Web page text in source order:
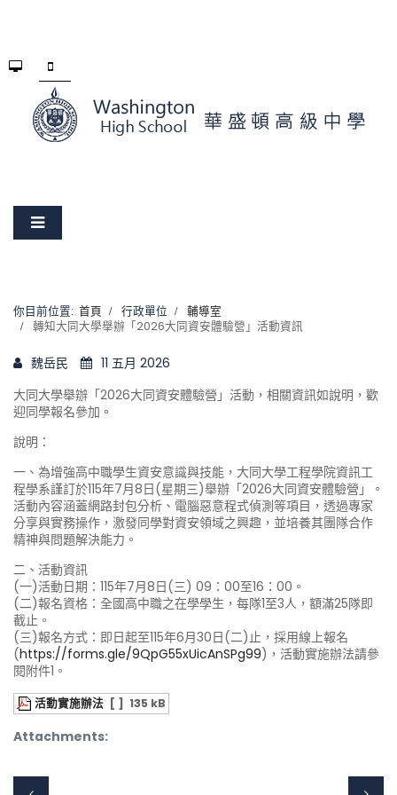
你目前位置: 首頁 行政單位
輔導室
轉知大同大學舉辦「2026大同資安體驗營」活動資訊
魏岳民
11 五月 2026
大同大學舉辦「2026大同資安體驗營」活動，相關資訊如說明，歡
迎同學報名參加。
說明：
一、為增強高中職學生資安意識與技能，大同大學工程學院資訊工
程學系謹訂於115年7月8日(星期三)舉辦「2026大同資安體驗營」。
活動內容涵蓋網路封包分析、電腦惡意程式偵測等項目，透過專家
分享與實務操作，激發同學對資安領域之興趣，並培養其團隊合作
精神與問題解決能力。
二、活動資訊
(一)活動日期：115年7月8日(三) 09：00至16：00。
(二)報名資格：全國高中職之在學學生，每隊1至3人，額滿25隊即
截止。
(三)報名方式：即日起至115年6月30日(二)止，採用線上報名
(https://forms.gle/9QpG55xUicAnSPg99)，活動實施辦法請參
閱附件1。
Attachments:
活動實施辦法 [ ] 135 kB